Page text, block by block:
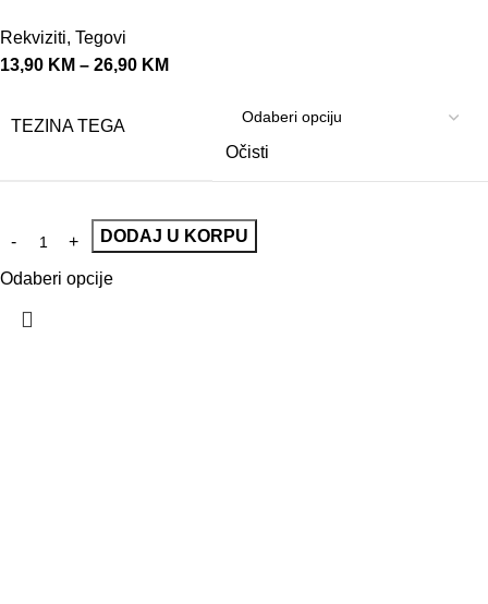
Rekviziti, Tegovi
13,90 KM – 26,90 KM
TEZINA TEGA
Očisti
DODAJ U KORPU
Odaberi opcije